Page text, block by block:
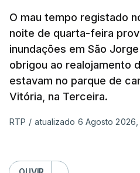
O mau tempo registado
noite de quarta-feira
inundações em São
obrigou ao realojamento
estavam no parque de
Vitória, na Terceira.
RTP / atualizado 6 Agosto 2026,